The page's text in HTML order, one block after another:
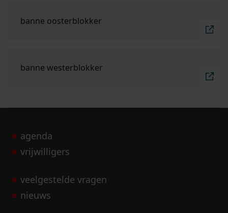
banne oosterblokker
banne westerblokker
agenda
vrijwilligers
veelgestelde vragen
nieuws